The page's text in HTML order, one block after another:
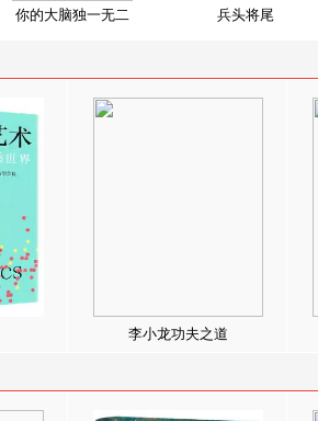
你的大脑独一无二 兵头将尾
李小龙功夫之道